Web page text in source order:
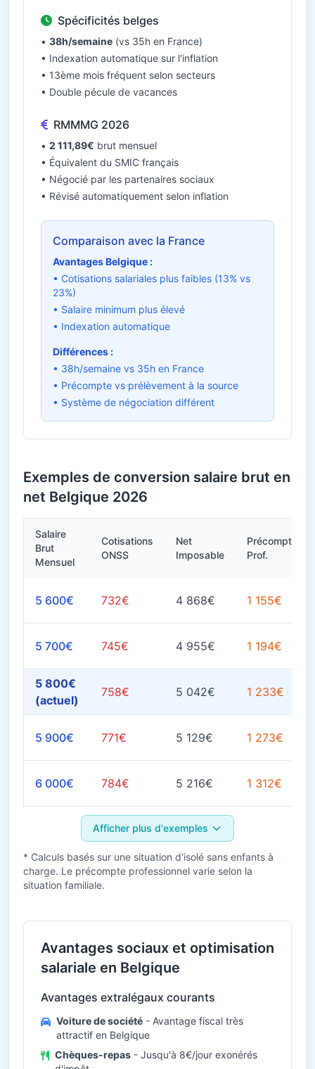
Spécificités belges
• 38h/semaine (vs 35h en France)
• Indexation automatique sur l'inflation
• 13ème mois fréquent selon secteurs
• Double pécule de vacances
RMMMG 2026
• 2 111,89€ brut mensuel
• Équivalent du SMIC français
• Négocié par les partenaires sociaux
• Révisé automatiquement selon inflation
Comparaison avec la France
Avantages Belgique :
• Cotisations salariales plus faibles (13% vs
23%)
• Salaire minimum plus élevé
• Indexation automatique
Différences :
• 38h/semaine vs 35h en France
• Précompte vs prélèvement à la source
• Système de négociation différent
Exemples de conversion salaire brut en
net Belgique 2026
Salaire
Brut
Mensuel
Cotisations
ONSS
Net
Imposable
Précompte
Prof.
5 600€ 732€ 4 868€ 1 155€
5 700€ 745€ 4 955€ 1 194€
5 800€
(actuel)
758€ 5 042€ 1 233€
5 900€ 771€ 5 129€ 1 273€
6 000€ 784€ 5 216€ 1 312€
Afficher plus d'exemples
* Calculs basés sur une situation d'isolé sans enfants à
charge. Le précompte professionnel varie selon la
situation familiale.
Avantages sociaux et optimisation
salariale en Belgique
Avantages extralégaux courants
Voiture de société - Avantage fiscal très
attractif en Belgique
Chèques-repas - Jusqu'à 8€/jour exonérés